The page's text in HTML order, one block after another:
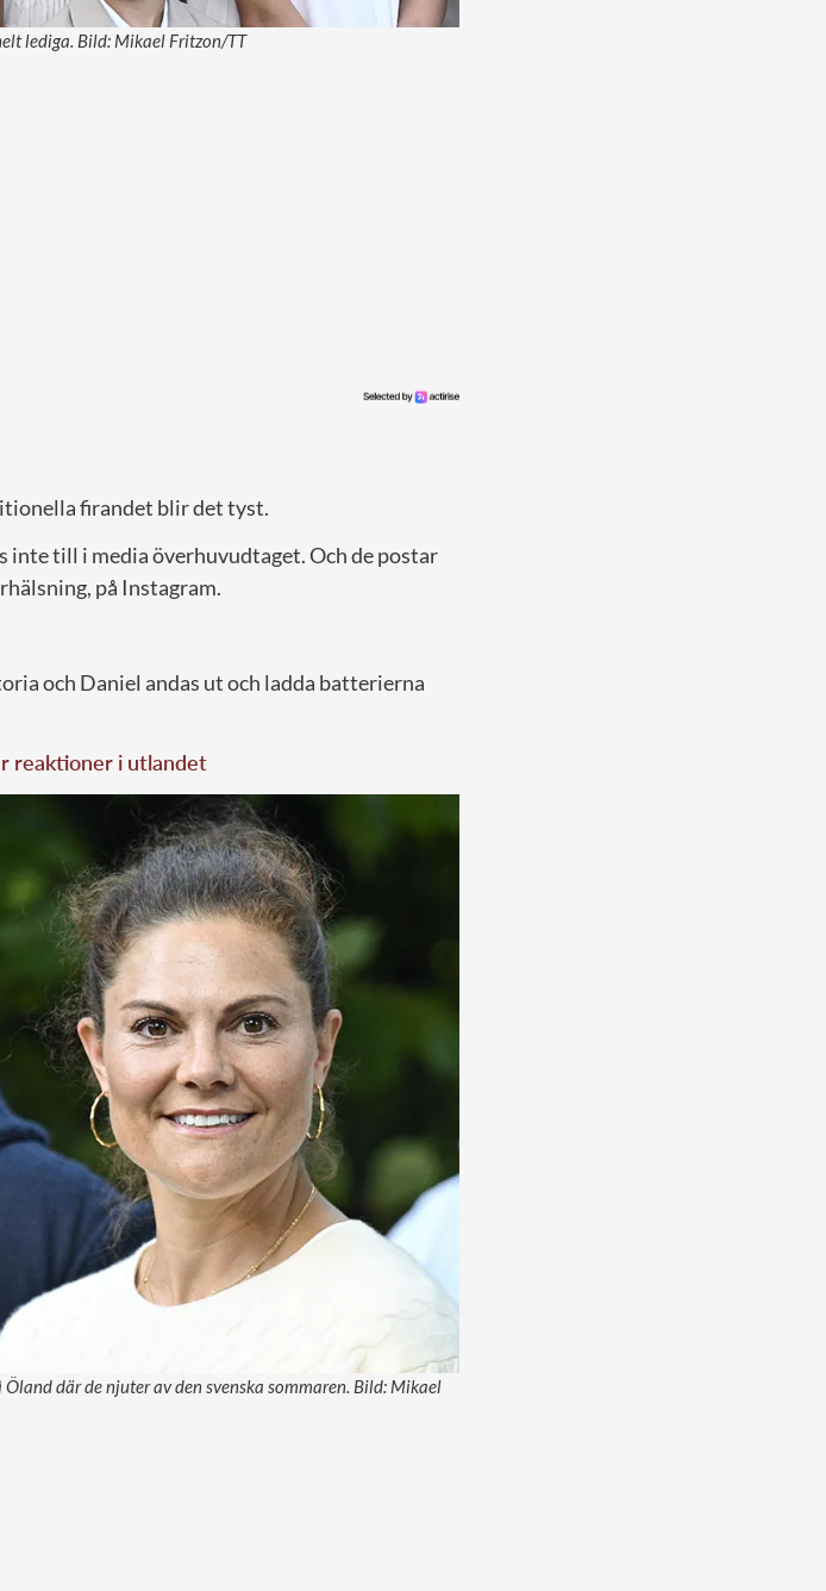
lediga. Bild: Mikael Fritzon/TT
firandet blir det tyst.
inte till i media överhuvudtaget. Och de postar
på Instagram.
och Daniel andas ut och ladda batterierna
reaktioner i utlandet
där de njuter av den svenska sommaren. Bild: Mikael